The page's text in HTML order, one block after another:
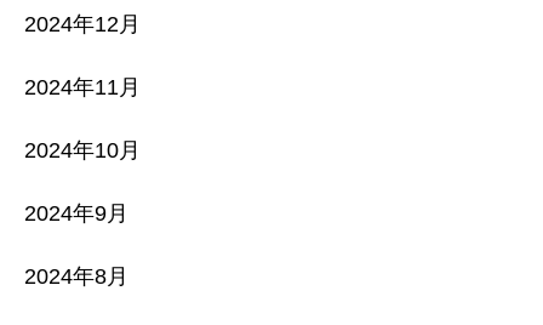
2024年12月
2024年11月
2024年10月
2024年9月
2024年8月